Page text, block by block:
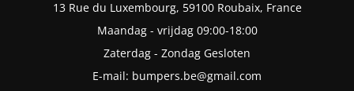
13 Rue du Luxembourg, 59100 Roubaix, France
Maandag - vrijdag 09:00-18:00
Zaterdag - Zondag Gesloten
E-mail: bumpers.be@gmail.com